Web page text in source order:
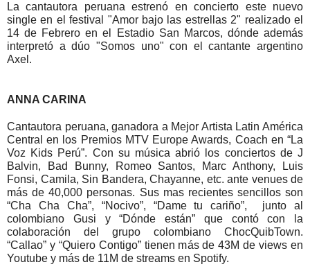
La cantautora peruana estrenó en concierto este nuevo
single en el festival "Amor bajo las estrellas 2" realizado el
14 de Febrero en el Estadio San Marcos, dónde además
interpretó a dúo "Somos uno" con el cantante argentino
Axel.
ANNA CARINA
Cantautora peruana, ganadora a Mejor Artista Latin América
Central en los Premios MTV Europe Awards, Coach en “La
Voz Kids Perú”. Con su música abrió los conciertos de J
Balvin, Bad Bunny, Romeo Santos, Marc Anthony, Luis
Fonsi, Camila, Sin Bandera, Chayanne, etc. ante venues de
más de 40,000 personas. Sus mas recientes sencillos son
“Cha Cha Cha”, “Nocivo”, “Dame tu cariño”,  junto al
colombiano Gusi y “Dónde están” que contó con la
colaboración del grupo colombiano ChocQuibTown.
“Callao” y “Quiero Contigo” tienen más de 43M de views en
Youtube y más de 11M de streams en Spotify.